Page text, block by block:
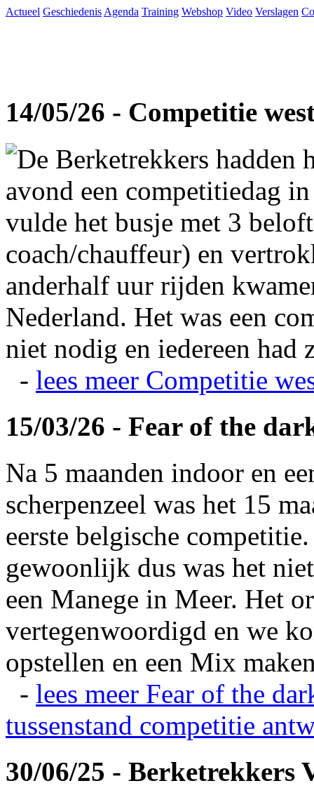
Actueel Geschiedenis Agenda Training Webshop Video Verslagen
14/05/26 - Competitie
De Berketrekkers hadden
avond een competitiedag
vulde het busje met 3
coach/chauffeur) en
anderhalf uur rijden
Nederland. Het was een
niet nodig en iedereen
- lees meer Competitie
15/03/26 - Fear of the
Na 5 maanden indoor en
scherpenzeel was het 15
eerste belgische
gewoonlijk dus was het
een Manege in Meer. Het
vertegenwoordigd en we
opstellen en een Mix
- lees meer Fear of the
tussenstand competitie
30/06/25 - Berketrekkers